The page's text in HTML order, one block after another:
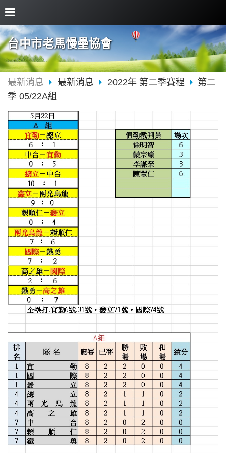
台中市老馬慢壘協會
最新消息 最新消息 2022年 第二季賽程
第二
季 05/22A組